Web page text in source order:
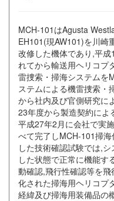
MCH-101はAgusta
EH101(現AW101)を川崎
改修した機体であり,平
れてから輸送用ヘリコプ
雷捜索・掃海システムを
ステムによる機雷捜索・
から社内及び官側研究に
23年度から製造契約によ
平成27年2月に会社で実
べて完了しMCH-101掃
した技術確認試験では,
した状態で正常に機能す
動確認,飛行性確認等を
化された掃海用ヘリコプ
経緯及び掃海用装備品の